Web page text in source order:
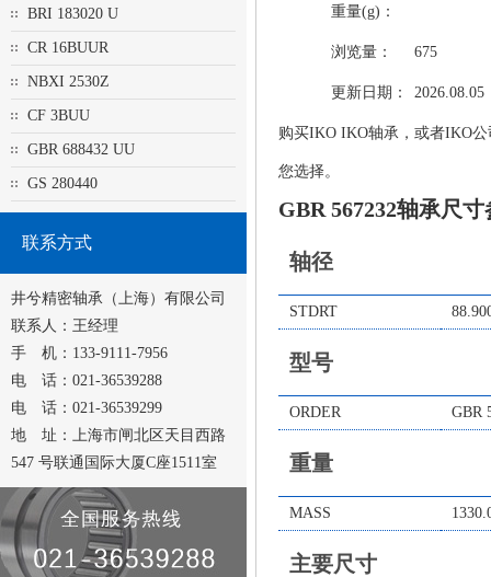
BRI 183020 U
CR 16BUUR
NBXI 2530Z
CF 3BUU
GBR 688432 UU
GS 280440
联系方式
井兮精密轴承（上海）有限公司
联系人：王经理
手 机：133-9111-7956
电 话：021-36539288
电 话：021-36539299
地 址：上海市闸北区天目西路
547 号联通国际大厦C座1511室
重量(g)：
浏览量： 675
更新日期： 2026.08.05
购买IKO IKO轴承，或者IKO
您选择。
GBR 567232轴承尺寸
轴径
STDRT
型号
ORDER GBR
重量
MASS
主要尺寸